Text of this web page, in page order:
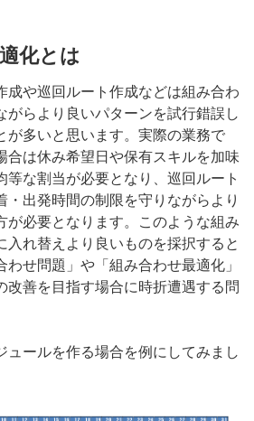
化とは
成や巡回ルート作成などは組み合わ
がらより良いパターンを試行錯誤し
が多いと思います。実際の業務で
合は休み希望日や保有スキルを加味
等な割当が必要となり、巡回ルート
・出発時間の制限を守りながらより
が必要となります。このような組み
入れ替えより良いものを採択すると
わせ問題」や「組み合わせ最適化」
改善を目指す場合に時折遭遇する問
ュールを作る場合を例にしてみまし